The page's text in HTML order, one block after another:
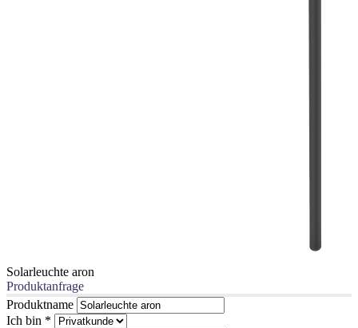
Solarleuchte aron
Produktanfrage
Produktname
Ich bin *